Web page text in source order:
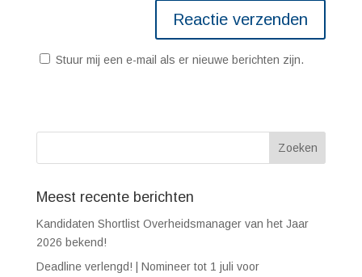
Stuur mij een e-mail als er nieuwe berichten zijn.
Meest recente berichten
Kandidaten Shortlist Overheidsmanager van het Jaar
2026 bekend!
Deadline verlengd! | Nomineer tot 1 juli voor